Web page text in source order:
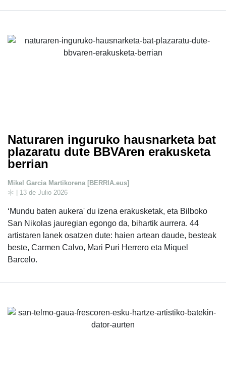
Naturaren inguruko hausnarketa bat
plazaratu dute BBVAren erakusketa
berrian
Mikel Garcia Martikorena [BERRIA.eus]
| 13 de Julio 2026
‘Mundu baten aukera' du izena erakusketak, eta Bilboko
San Nikolas jauregian egongo da, bihartik aurrera. 44
artistaren lanek osatzen dute: haien artean daude, besteak
beste, Carmen Calvo, Mari Puri Herrero eta Miquel
Barcelo.